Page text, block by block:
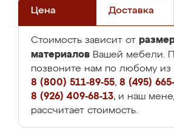
Цена Доставка
Стоимость зависит от
материалов Вашей мебели.
позвоните нам по любому из
8 (800) 511-89-55, 8 (495)
8 (926) 409-68-13, и наш
рассчитает стоимость.